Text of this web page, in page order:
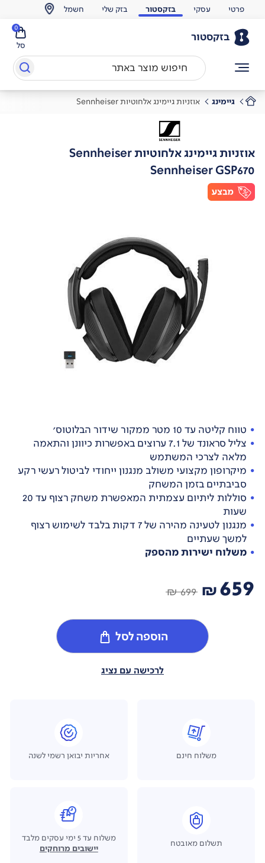
פרטי עסקי בזקסטור בזק שלי חשמל
בזקסטור
סל
0
גיימינג אוזניות גיימינג אלחוטיות Sennheiser
אוזניות גיימינג אלחוטיות Sennheiser
Sennheiser GSP670
טווח קליטה עד 10 מטר ממקור שידור הבלוטוס'
צליל סראונד של 7.1 ערוצים באפשרות כיוונן והתאמה
מלאה לצרכי המשתמש
מיקרופון מקצועי משולב מנגנון ייחודי לביטול רעשי רקע
סביבתיים בזמן המשחק
סוללות ליתיום עצמתית המאפשרת משחק רצוף עד 20
שעות
מנגנון לטעינה מהירה של 7 דקות בלבד לשימוש רצוף
למשך שעתיים
משלוח ישירות מהספק
659
₪
699 ₪
הוספה לסל
לרכישה עם נציג
משלוח חינם אחריות יבואן רשמי לשנה
תשלום מאובטח
משלוח עד 5 ימי עסקים מלבד
יישובים מרוחקים